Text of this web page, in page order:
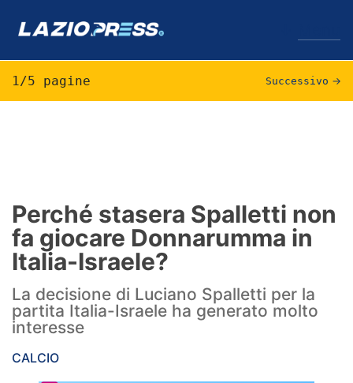
Formello
Infortuni
Primavera
Calciomercato
1/5 pagine Successivo →
Perché stasera Spalletti non
fa giocare Donnarumma in
Italia-Israele?
La decisione di Luciano Spalletti per la
partita Italia-Israele ha generato molto
interesse
CALCIO